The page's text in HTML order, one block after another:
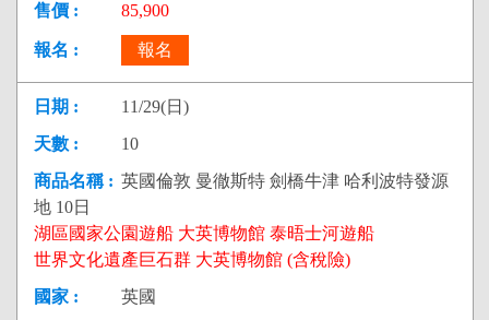
85,900
報名
11/29(日)
10
英國倫敦 曼徹斯特 劍橋牛津 哈利波特發源
地 10日
湖區國家公園遊船 大英博物館 泰晤士河遊船
世界文化遺產巨石群 大英博物館 (含稅險)
英國